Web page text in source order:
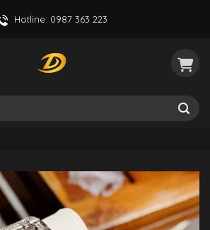
Hotline: 0987 363 223